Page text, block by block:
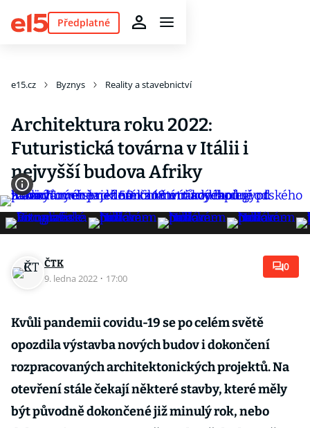
Předplatné
e15.cz Byznys Reality a stavebnictví
Architektura roku 2022:
Futuristická továrna v Itálii i
nejvyšší budova Afriky
ČTK
9. ledna 2022 · 17:00
0
Kvůli pandemii covidu-19 se po celém světě
opozdila výstavba nových budov i dokončení
rozpracovaných architektonických projektů. Na
otevření stále čekají některé stavby, které měly
být původně dokončené již minulý rok, nebo